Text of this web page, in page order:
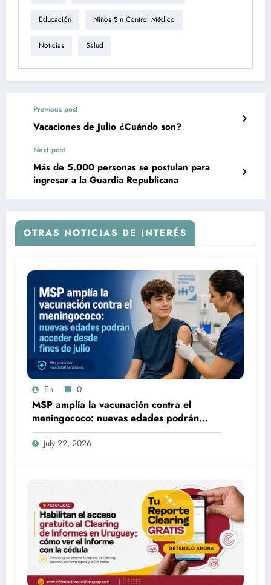
Educación Niños Sin Control Médico
Noticias Salud
Previous post
Vacaciones de Julio ¿Cuándo son?
Next post
Más de 5.000 personas se postulan para
ingresar a la Guardia Republicana
OTRAS NOTICIAS DE INTERÉS
En 0
MSP amplía la vacunación contra el
meningococo: nuevas edades podrán
acceder desde fines de julio
July 22, 2026